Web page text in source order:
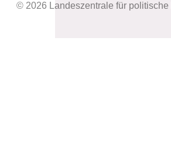
© 2026 Landeszentrale für